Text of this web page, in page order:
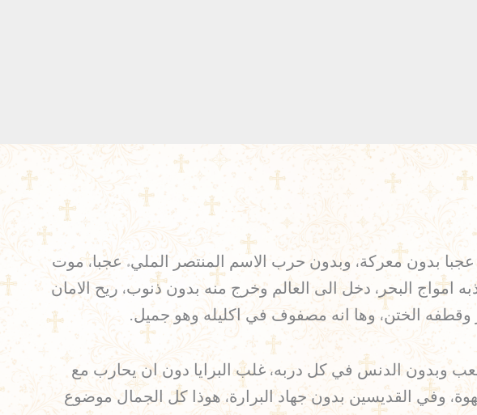
عجبا بدون معركة، وبدون حرب الاسم المنتصر المليء عجبا، موت
امواج البحر، دخل الى العالم وخرج منه بدون ذنوب، ريح الامان
وقطفه الختن، وها انه مصفوف في اكليله وهو جميل.
وبدون الدنس في كل دربه، غلب البرايا دون ان يحارب مع
وفي القديسين بدون جهاد البرارة، هوذا كل الجمال موضوع